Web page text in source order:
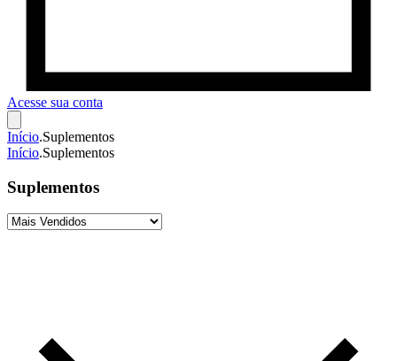
Acesse sua conta
Início.Suplementos
Início.Suplementos
Suplementos